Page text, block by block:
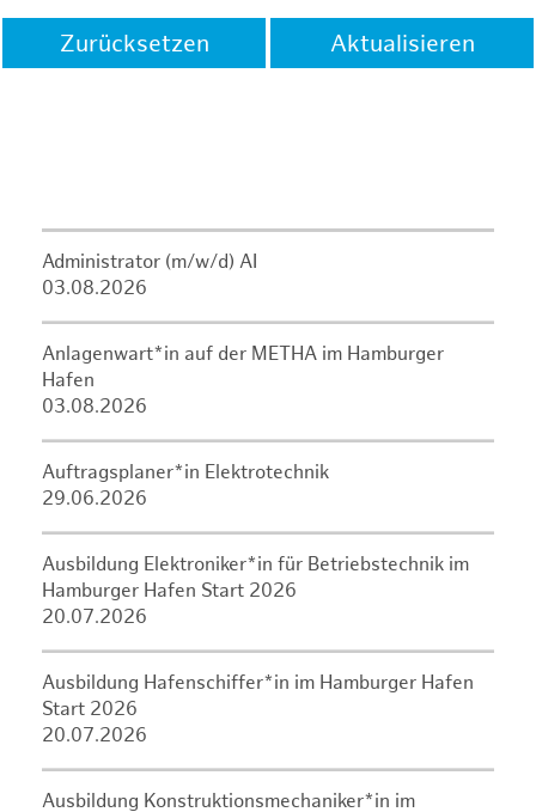
Zurücksetzen Aktualisieren
Administrator (m/w/d) AI
03.08.2026
Anlagenwart*in auf der METHA im Hamburger
Hafen
03.08.2026
Auftragsplaner*in Elektrotechnik
29.06.2026
Ausbildung Elektroniker*in für Betriebstechnik im
Hamburger Hafen Start 2026
20.07.2026
Ausbildung Hafenschiffer*in im Hamburger Hafen
Start 2026
20.07.2026
Ausbildung Konstruktionsmechaniker*in im